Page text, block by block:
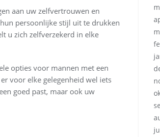
aan uw zelfvertrouwen en
persoonlijke stijl uit te drukken
u zich zelfverzekerd in elke
opties voor mannen met een
voor elke gelegenheid wel iets
goed past, maar ook uw